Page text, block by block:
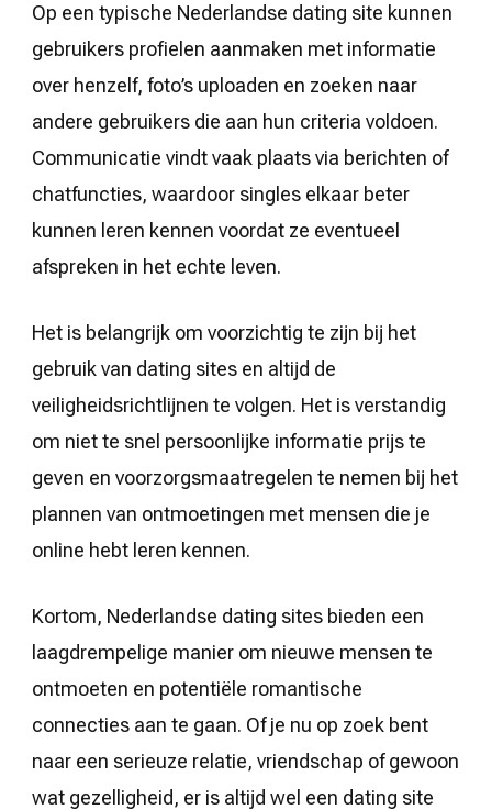
Op een typische Nederlandse dating site kunnen
gebruikers profielen aanmaken met informatie
over henzelf, foto’s uploaden en zoeken naar
andere gebruikers die aan hun criteria voldoen.
Communicatie vindt vaak plaats via berichten of
chatfuncties, waardoor singles elkaar beter
kunnen leren kennen voordat ze eventueel
afspreken in het echte leven.
Het is belangrijk om voorzichtig te zijn bij het
gebruik van dating sites en altijd de
veiligheidsrichtlijnen te volgen. Het is verstandig
om niet te snel persoonlijke informatie prijs te
geven en voorzorgsmaatregelen te nemen bij het
plannen van ontmoetingen met mensen die je
online hebt leren kennen.
Kortom, Nederlandse dating sites bieden een
laagdrempelige manier om nieuwe mensen te
ontmoeten en potentiële romantische
connecties aan te gaan. Of je nu op zoek bent
naar een serieuze relatie, vriendschap of gewoon
wat gezelligheid, er is altijd wel een dating site